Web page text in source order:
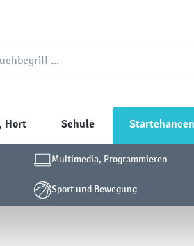
Hort Schule
Multimedia, Programmieren
Sport und Bewegung